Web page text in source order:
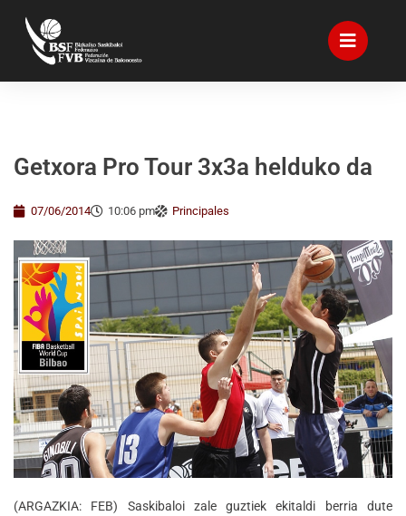
Getxora Pro Tour 3x3a helduko da
07/06/2014 10:06 pm Principales
(ARGAZKIA: FEB) Saskibaloi zale guztiek ekitaldi berria dute